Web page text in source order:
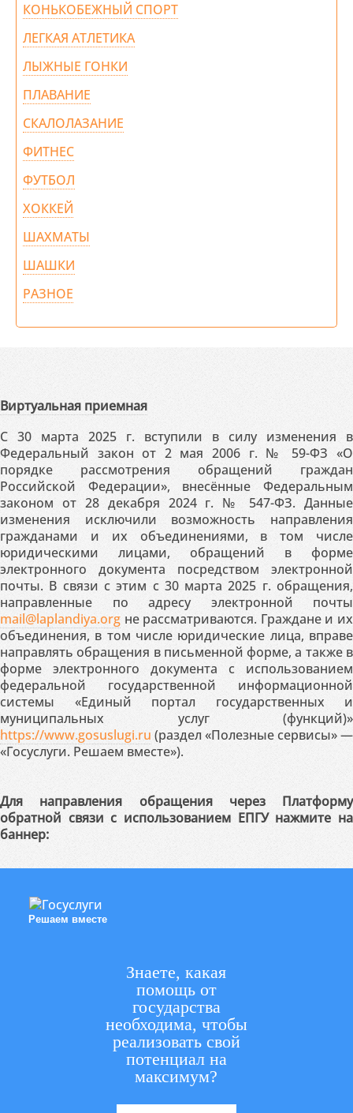
КОНЬКОБЕЖНЫЙ СПОРТ
ЛЕГКАЯ АТЛЕТИКА
ЛЫЖНЫЕ ГОНКИ
ПЛАВАНИЕ
СКАЛОЛАЗАНИЕ
ФИТНЕС
ФУТБОЛ
ХОККЕЙ
ШАХМАТЫ
ШАШКИ
РАЗНОЕ
Виртуальная приемная
С 30 марта 2025 г. вступили в силу изменения в
Федеральный закон от 2 мая 2006 г. № 59-ФЗ «О
порядке рассмотрения обращений граждан
Российской Федерации», внесённые Федеральным
законом от 28 декабря 2024 г. № 547-ФЗ. Данные
изменения исключили возможность направления
гражданами и их объединениями, в том числе
юридическими лицами, обращений в форме
электронного документа посредством электронной
почты. В связи с этим с 30 марта 2025 г. обращения,
направленные по адресу электронной почты
mail@laplandiya.org не рассматриваются. Граждане и их
объединения, в том числе юридические лица, вправе
направлять обращения в письменной форме, а также в
форме электронного документа с использованием
федеральной государственной информационной
системы «Единый портал государственных и
муниципальных услуг (функций)»
https://www.gosuslugi.ru (раздел «Полезные сервисы» —
«Госуслуги. Решаем вместе»).
Для направления обращения через Платформу
обратной связи с использованием ЕПГУ нажмите на
баннер:
Решаем вместе
Знаете, какая
помощь от
государства
необходима, чтобы
реализовать свой
потенциал на
максимум?